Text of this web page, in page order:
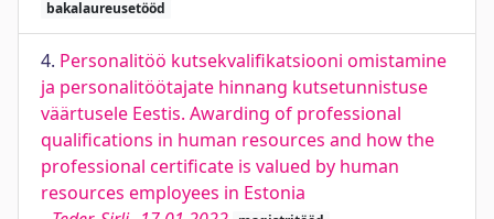
bakalaureusetööd
4. Personalitöö kutsekvalifikatsiooni omistamine
ja personalitöötajate hinnang kutsetunnistuse
väärtusele Eestis. Awarding of professional
qualifications in human resources and how the
professional certificate is valued by human
resources employees in Estonia